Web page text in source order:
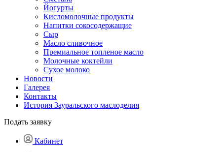
Йогурты
Кисломолочные продукты
Напитки сокосодержащие
Сыр
Масло сливочное
Премиальное топленое масло
Молочные коктейли
Сухое молоко
Новости
Галерея
Контакты
История Зауральского маслоделия
Подать заявку
Кабинет